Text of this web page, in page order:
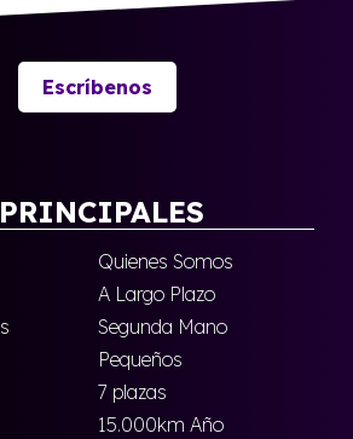
Escríbenos
Quienes Somos
A Largo Plazo
Segunda Mano
Pequeños
7 plazas
15.000km Año